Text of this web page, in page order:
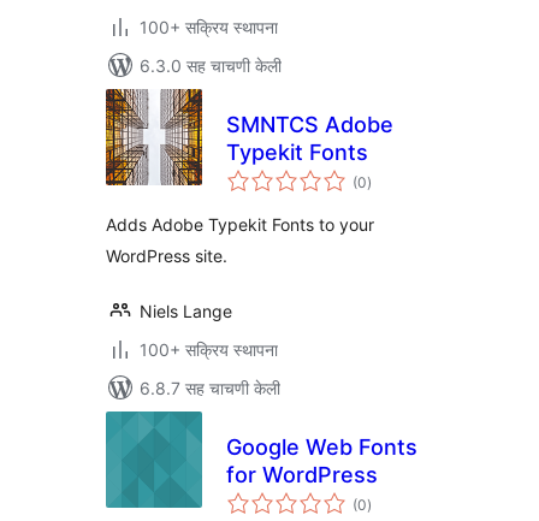
100+ सक्रिय स्थापना
6.3.0 सह चाचणी केली
SMNTCS Adobe
Typekit Fonts
(0एकूण
मूल्यांकन
)
Adds Adobe Typekit Fonts to your
WordPress site.
Niels Lange
100+ सक्रिय स्थापना
6.8.7 सह चाचणी केली
Google Web Fonts
for WordPress
(0एकूण
मूल्यांकन
)